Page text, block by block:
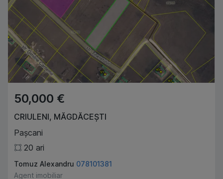
50,000 €
CRIULENI, MĂGDĂCEȘTI
Pașcani
20 ari
Tomuz Alexandru 078101381
Agent imobiliar